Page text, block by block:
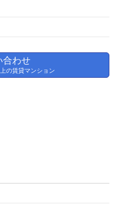
合わせ
の賃貸マンション